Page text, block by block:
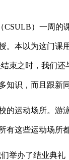
CSULB）一周的
。本以为这门课
束之时，我们还
知识，而且跟新
的运动场所。游
有这些运动场所
举办了结业典